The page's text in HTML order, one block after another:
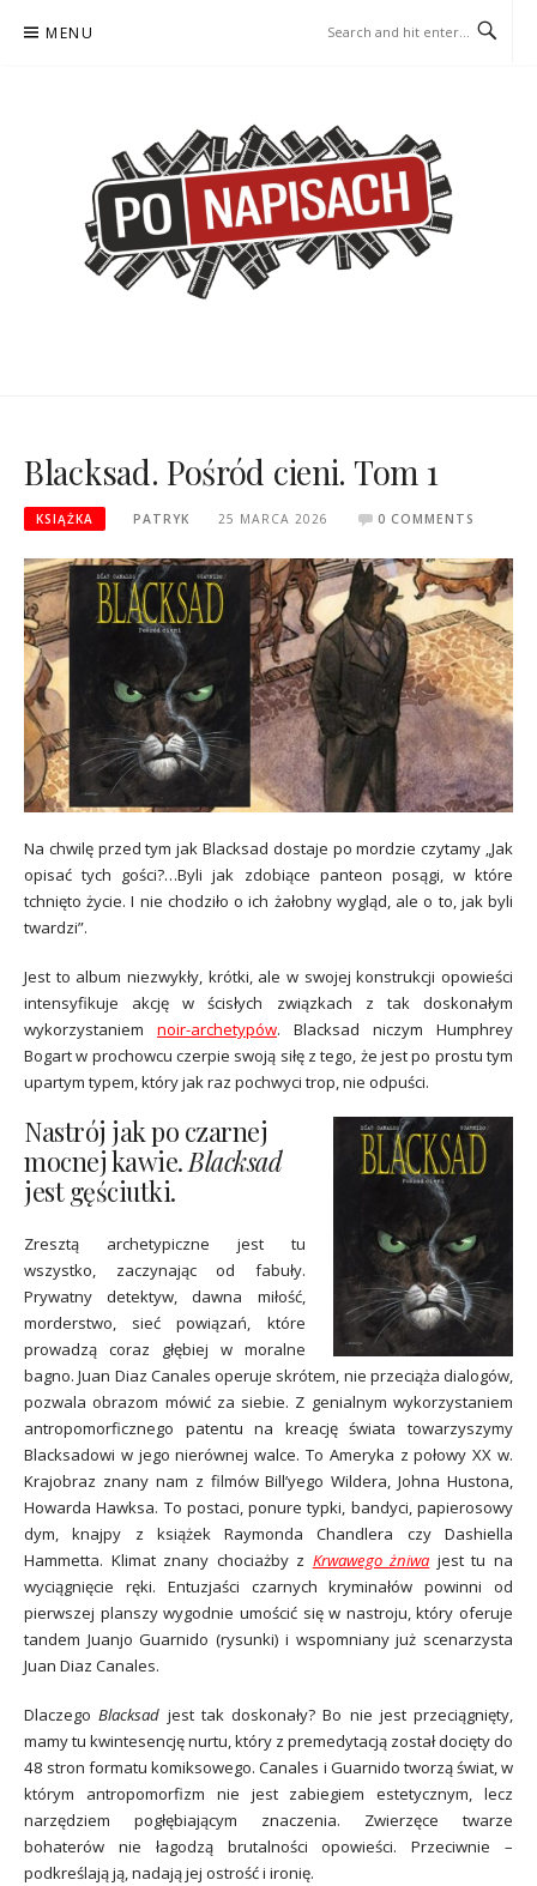
MENU
Blacksad. Pośród cieni. Tom 1
KSIĄŻKA PATRYK 25 MARCA 2026 0 COMMENTS
Na chwilę przed tym jak Blacksad dostaje po mordzie czytamy „Jak
opisać tych gości?…Byli jak zdobiące panteon posągi, w które
tchnięto życie. I nie chodziło o ich żałobny wygląd, ale o to, jak byli
twardzi”.
Jest to album niezwykły, krótki, ale w swojej konstrukcji opowieści
intensyfikuje akcję w ścisłych związkach z tak doskonałym
wykorzystaniem noir-archetypów. Blacksad niczym Humphrey
Bogart w prochowcu czerpie swoją siłę z tego, że jest po prostu tym
upartym typem, który jak raz pochwyci trop, nie odpuści.
Nastrój jak po czarnej
mocnej kawie. Blacksad
jest gęściutki.
Zresztą archetypiczne jest tu
wszystko, zaczynając od fabuły.
Prywatny detektyw, dawna miłość,
morderstwo, sieć powiązań, które
prowadzą coraz głębiej w moralne
bagno. Juan Diaz Canales operuje skrótem, nie przeciąża dialogów,
pozwala obrazom mówić za siebie. Z genialnym wykorzystaniem
antropomorficznego patentu na kreację świata towarzyszymy
Blacksadowi w jego nierównej walce. To Ameryka z połowy XX w.
Krajobraz znany nam z filmów Bill’yego Wildera, Johna Hustona,
Howarda Hawksa. To postaci, ponure typki, bandyci, papierosowy
dym, knajpy z książek Raymonda Chandlera czy Dashiella
Hammetta. Klimat znany chociażby z Krwawego żniwa jest tu na
wyciągnięcie ręki. Entuzjaści czarnych kryminałów powinni od
pierwszej planszy wygodnie umościć się w nastroju, który oferuje
tandem Juanjo Guarnido (rysunki) i wspomniany już scenarzysta
Juan Diaz Canales.
DlaczegoBlacksad jest tak doskonały? Bo nie jest przeciągnięty,
mamy tu kwintesencję nurtu, który z premedytacją został docięty do
48 stron formatu komiksowego. Canales i Guarnido tworzą świat, w
którym antropomorfizm nie jest zabiegiem estetycznym, lecz
narzędziem pogłębiającym znaczenia. Zwierzęce twarze
bohaterów nie łagodzą brutalności opowieści. Przeciwnie –
podkreślają ją, nadają jej ostrość i ironię.